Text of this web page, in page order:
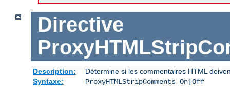
Directive
Description:
Détermine si les commentaires HTML
Syntaxe:
ProxyHTMLStripComments On|Off